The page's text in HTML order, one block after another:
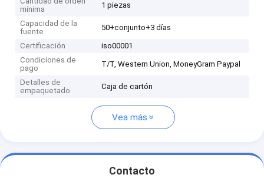
mínima
1 piezas
Capacidad de la
fuente
50+conjunto+3 días
Certificación
iso00001
Condiciones de
pago
T/T, Western Union, MoneyGram Paypal
Detalles de
empaquetado
Caja de cartón
Vea más
Contacto